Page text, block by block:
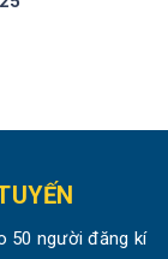
50 người đăng kí